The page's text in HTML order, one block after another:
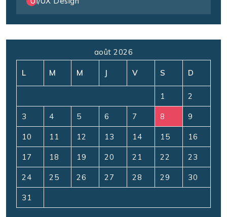
août 2026
L M M J V S D
1 2
3 4 5 6 7 8 9
10 11 12 13 14 15 16
17 18 19 20 21 22 23
24 25 26 27 28 29 30
31